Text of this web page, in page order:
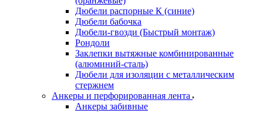
Дюбели распорные К (синие)
Дюбели бабочка
Дюбели-гвозди (Быстрый монтаж)
Рондоли
Заклепки вытяжные комбинированные
(алюминий-сталь)
Дюбели для изоляции с металлическим
стержнем
Анкеры и перфорированная лента
Анкеры забивные